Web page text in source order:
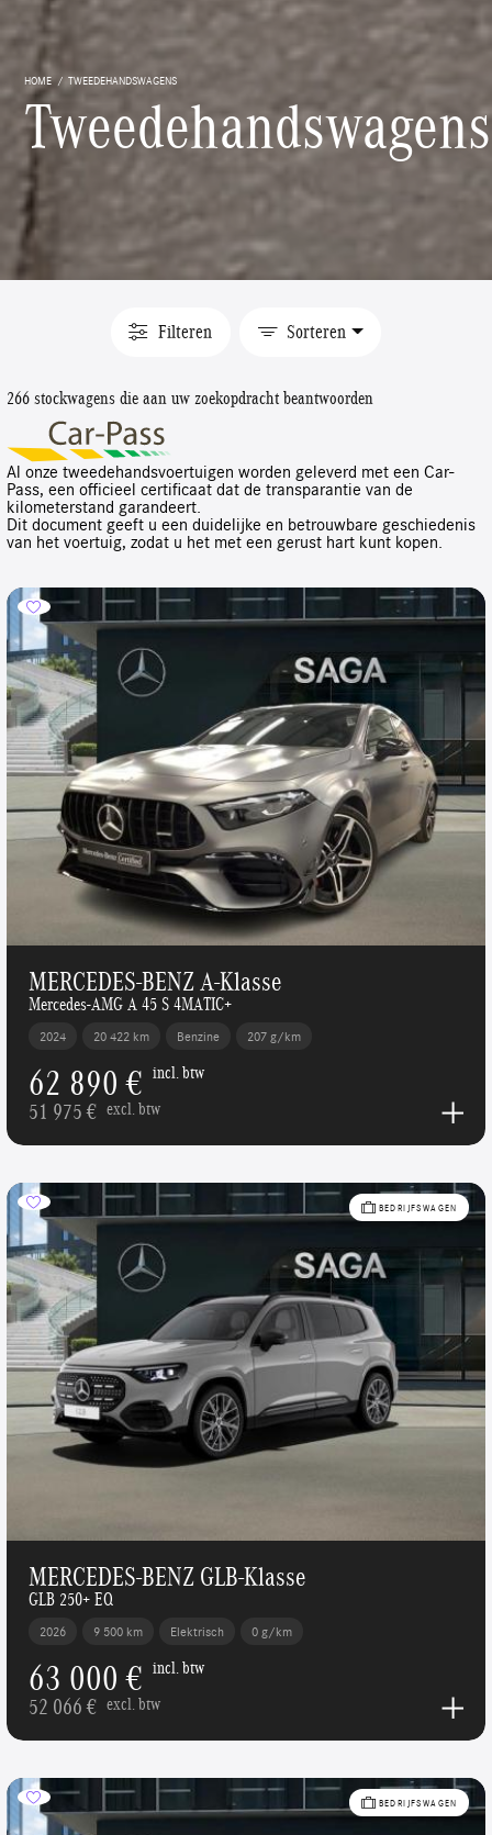
HOME TWEEDEHANDSWAGENS
Tweedehandswagens
Filteren Sorteren
266 stockwagens die aan uw zoekopdracht beantwoorden
Al onze tweedehandsvoertuigen worden geleverd met een Car-
Pass, een officieel certificaat dat de transparantie van de
kilometerstand garandeert.
Dit document geeft u een duidelijke en betrouwbare geschiedenis
van het voertuig, zodat u het met een gerust hart kunt kopen.
MERCEDES-BENZ A-Klasse
Mercedes-AMG A 45 S 4MATIC+
2024 20 422 km Benzine 207 g/km
62 890 € incl. btw
51 975 € excl. btw
BEDRIJFSWAGEN
MERCEDES-BENZ GLB-Klasse
GLB 250+ EQ
2026 9 500 km Elektrisch 0 g/km
63 000 € incl. btw
52 066 € excl. btw
BEDRIJFSWAGEN